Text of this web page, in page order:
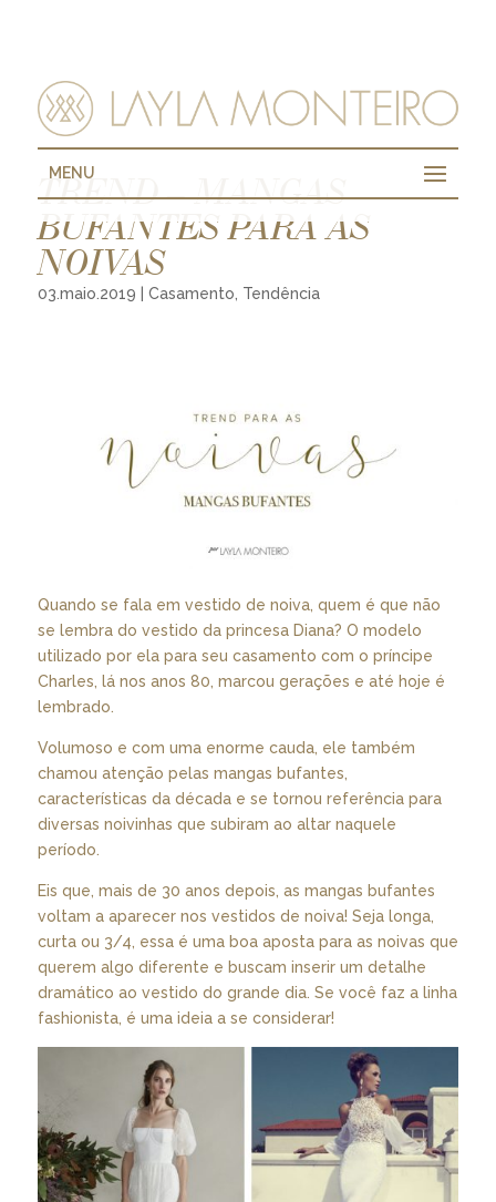
MENU
TREND – MANGAS
BUFANTES PARA AS
NOIVAS
03.maio.2019 Casamento Tendência
Quando se fala em vestido de noiva, quem é que não
se lembra do vestido da princesa Diana? O modelo
utilizado por ela para seu casamento com o príncipe
Charles, lá nos anos 80, marcou gerações e até hoje é
lembrado.
Volumoso e com uma enorme cauda, ele também
chamou atenção pelas mangas bufantes,
características da década e se tornou referência para
diversas noivinhas que subiram ao altar naquele
período.
Eis que, mais de 30 anos depois, as mangas bufantes
voltam a aparecer nos vestidos de noiva! Seja longa,
curta ou 3/4, essa é uma boa aposta para as noivas que
querem algo diferente e buscam inserir um detalhe
dramático ao vestido do grande dia. Se você faz a linha
fashionista, é uma ideia a se considerar!